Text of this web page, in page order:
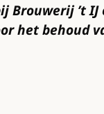
Brouwerij ’t
het behoud